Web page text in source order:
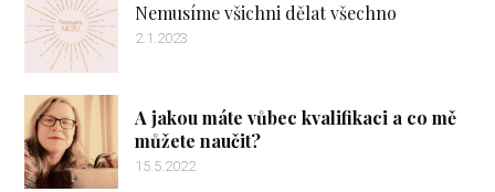
Nemusíme všichni dělat všechno
2.1.2023
A jakou máte vůbec kvalifikaci a co mě
můžete naučit?
15.5.2022